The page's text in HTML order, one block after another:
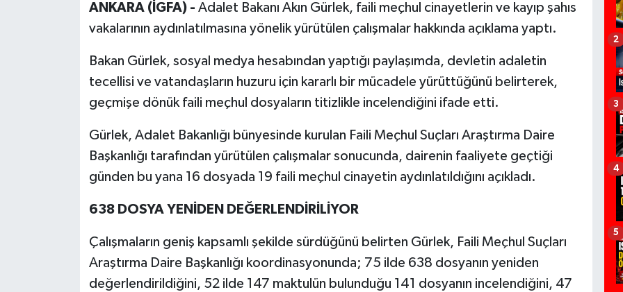
ANKARA (İGFA) - Adalet Bakanı Akın Gürlek, faili meçhul cinayetlerin ve kayıp şahıs
vakalarının aydınlatılmasına yönelik yürütülen çalışmalar hakkında açıklama yaptı.
Bakan Gürlek, sosyal medya hesabından yaptığı paylaşımda, devletin adaletin
tecellisi ve vatandaşların huzuru için kararlı bir mücadele yürüttüğünü belirterek,
geçmişe dönük faili meçhul dosyaların titizlikle incelendiğini ifade etti.
Gürlek, Adalet Bakanlığı bünyesinde kurulan Faili Meçhul Suçları Araştırma Daire
Başkanlığı tarafından yürütülen çalışmalar sonucunda, dairenin faaliyete geçtiği
günden bu yana 16 dosyada 19 faili meçhul cinayetin aydınlatıldığını açıkladı.
638 DOSYA YENİDEN DEĞERLENDİRİLİYOR
Çalışmaların geniş kapsamlı şekilde sürdüğünü belirten Gürlek, Faili Meçhul Suçları
Araştırma Daire Başkanlığı koordinasyonunda; 75 ilde 638 dosyanın yeniden
değerlendirildiğini, 52 ilde 147 maktulün bulunduğu 141 dosyanın incelendiğini, 47
2
3
4
5